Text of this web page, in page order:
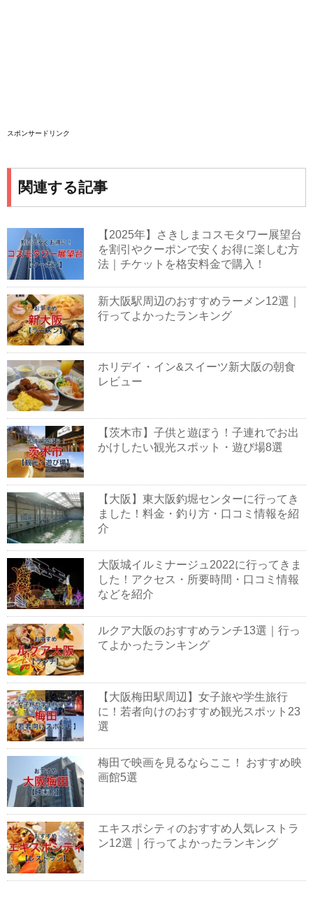
スポンサードリンク
関連する記事
【2025年】さきしまコスモタワー展望台
を割引やクーポンで安くお得に楽しむ方
法｜チケットを格安料金で購入！
新大阪駅周辺のおすすめラーメン12選｜
行ってよかったランキング
ホリデイ・イン&スイーツ新大阪の朝食
レビュー
【茨木市】子供と遊ぼう！子連れでお出
かけしたい観光スポット・遊び場8選
【大阪】東大阪釣堀センターに行ってき
ました！料金・釣り方・口コミ情報を紹
介
大阪城イルミナージュ2022に行ってきま
した！アクセス・所要時間・口コミ情報
などを紹介
ルクア大阪のおすすめランチ13選｜行っ
てよかったランキング
【大阪梅田駅周辺】女子旅や学生旅行
に！若者向けのおすすめ観光スポット23
選
梅田で映画を見るならここ！ おすすめ映
画館5選
エキスポシティのおすすめ人気レストラ
ン12選｜行ってよかったランキング